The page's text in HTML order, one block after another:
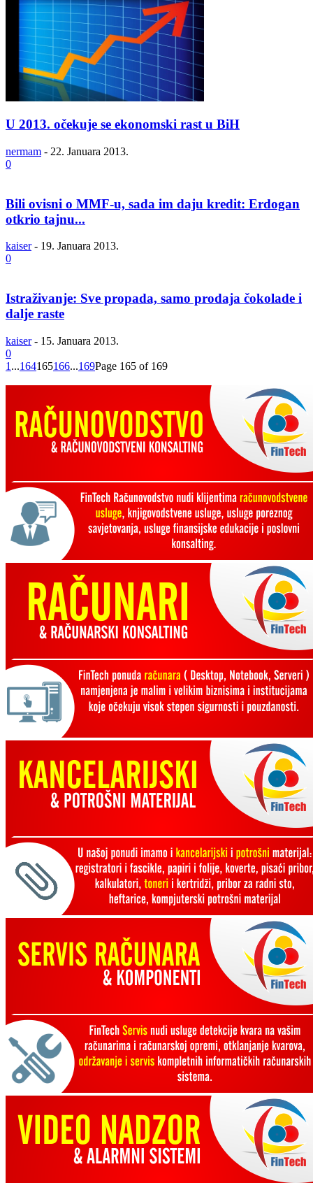
U 2013. očekuje se ekonomski rast u BiH
nermam - 22. Januara 2013.
0
Bili ovisni o MMF-u, sada im daju kredit: Erdogan
otkrio tajnu...
kaiser - 19. Januara 2013.
0
Istraživanje: Sve propada, samo prodaja čokolade i
dalje raste
kaiser - 15. Januara 2013.
0
1 ...164165166...169Page 165 of 169